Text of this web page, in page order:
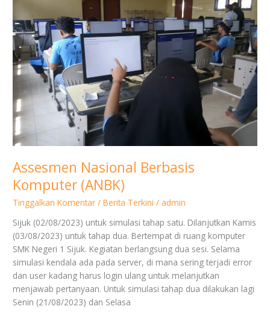
Assesmen Nasional Berbasis
Komputer (ANBK)
Tinggalkan Komentar /Berita Terkini / admin
Sijuk (02/08/2023) untuk simulasi tahap satu. Dilanjutkan Kamis
(03/08/2023) untuk tahap dua. Bertempat di ruang komputer
SMK Negeri 1 Sijuk. Kegiatan berlangsung dua sesi. Selama
simulasi kendala ada pada server, di mana sering terjadi error
dan user kadang harus login ulang untuk melanjutkan
menjawab pertanyaan. Untuk simulasi tahap dua dilakukan lagi
Senin (21/08/2023) dan Selasa
(ANBK)